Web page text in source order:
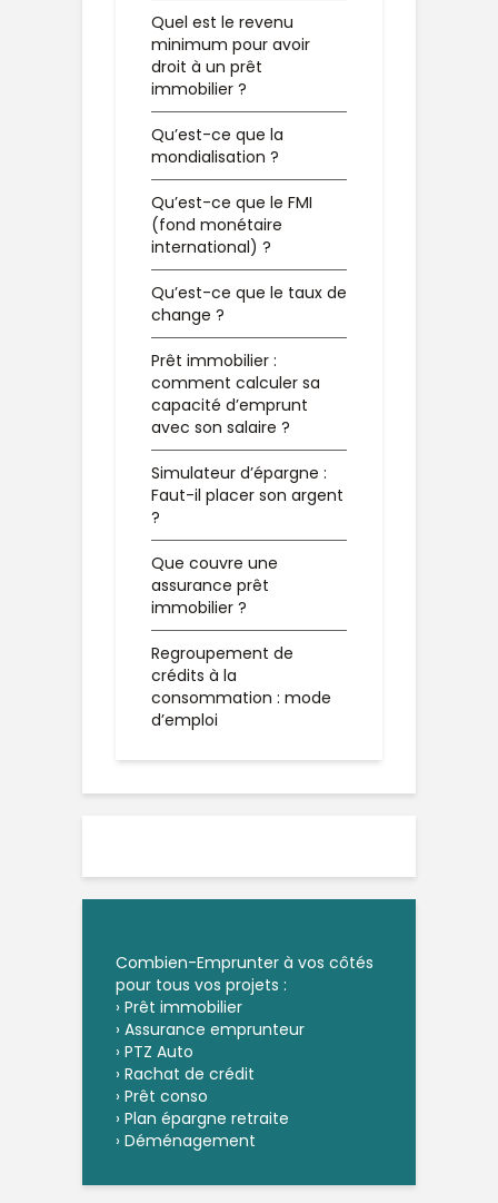
Quel est le revenu
minimum pour avoir
droit à un prêt
immobilier ?
Qu’est-ce que la
mondialisation ?
Qu’est-ce que le FMI
(fond monétaire
international) ?
Qu’est-ce que le taux de
change ?
Prêt immobilier :
comment calculer sa
capacité d’emprunt
avec son salaire ?
Simulateur d’épargne :
Faut-il placer son argent
?
Que couvre une
assurance prêt
immobilier ?
Regroupement de
crédits à la
consommation : mode
d’emploi
Combien-Emprunter à vos côtés
pour tous vos projets :
› Prêt immobilier
› Assurance emprunteur
› PTZ Auto
› Rachat de crédit
› Prêt conso
› Plan épargne retraite
› Déménagement